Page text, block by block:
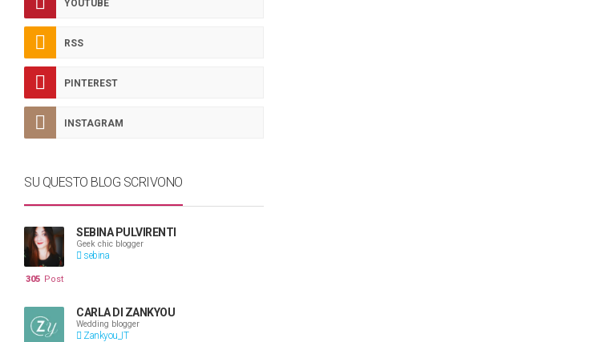
YOUTUBE
RSS
PINTEREST
INSTAGRAM
SU QUESTO BLOG SCRIVONO
SEBINA PULVIRENTI
Geek chic blogger
sebina
305 Post
CARLA DI ZANKYOU
Wedding blogger
Zankyou_IT